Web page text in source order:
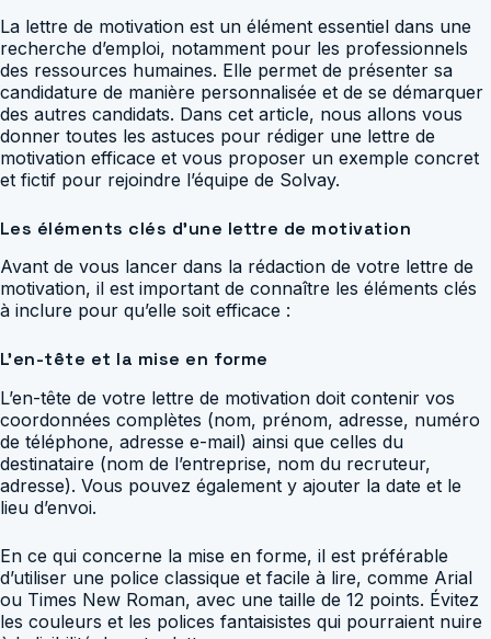
La lettre de motivation est un élément essentiel dans une
recherche d’emploi, notamment pour les professionnels
des ressources humaines. Elle permet de présenter sa
candidature de manière personnalisée et de se démarquer
des autres candidats. Dans cet article, nous allons vous
donner toutes les astuces pour rédiger une lettre de
motivation efficace et vous proposer un exemple concret
et fictif pour rejoindre l’équipe de Solvay.
Les éléments clés d’une lettre de motivation
Avant de vous lancer dans la rédaction de votre lettre de
motivation, il est important de connaître les éléments clés
à inclure pour qu’elle soit efficace :
L’en-tête et la mise en forme
L’en-tête de votre lettre de motivation doit contenir vos
coordonnées complètes (nom, prénom, adresse, numéro
de téléphone, adresse e-mail) ainsi que celles du
destinataire (nom de l’entreprise, nom du recruteur,
adresse). Vous pouvez également y ajouter la date et le
lieu d’envoi.
En ce qui concerne la mise en forme, il est préférable
d’utiliser une police classique et facile à lire, comme Arial
ou Times New Roman, avec une taille de 12 points. Évitez
les couleurs et les polices fantaisistes qui pourraient nuire